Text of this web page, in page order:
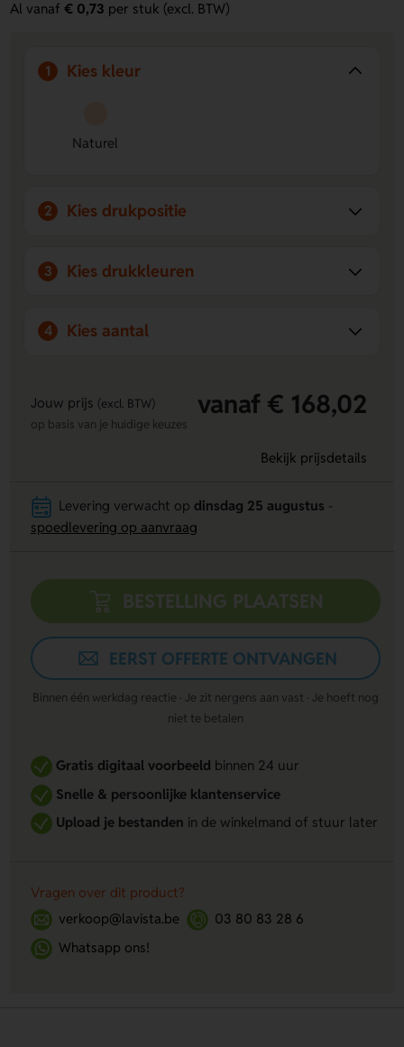
Voordelen van de Anak Notitieboek
Gerecyclede kartonnen uitvoering
keuze met een natuurlijke uitstraling.
60 gestreepte pagina's
Al vanaf€ 0,73 per stuk (excl. BTW)
1 Kies kleur
Naturel
2 Kies drukpositie
3 Kies drukkleuren
4 Kies aantal
Jouw prijs (excl. BTW) vanaf € 168,02
op basis van je huidige keuzes
Bekijk prijsdetails
Levering verwacht op dinsdag 25 augustus
spoedlevering op aanvraag
BESTELLING PLAATSEN
EERST OFFERTE ONTVANGEN
Binnen één werkdag reactie · Je zit nergens aan vast · Je hoeft nog
niet te betalen
Gratis digitaal voorbeeldbinnen 24 uur
Snelle & persoonlijke klantenservice
Upload je bestanden in de winkelmand of stuur later
Vragen over dit product?
verkoop@lavista.be
03 80 83 28 6
Whatsapp ons!